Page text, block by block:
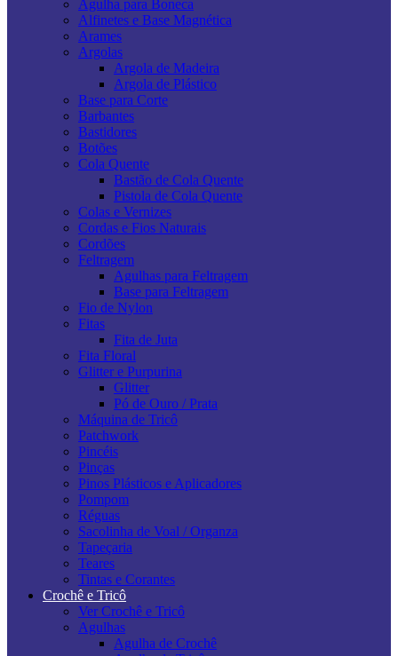
Agulha para Boneca
Alfinetes e Base Magnética
Arames
Argolas
Argola de Madeira
Argola de Plástico
Base para Corte
Barbantes
Bastidores
Botões
Cola Quente
Bastão de Cola Quente
Pistola de Cola Quente
Colas e Vernizes
Cordas e Fios Naturais
Cordões
Feltragem
Agulhas para Feltragem
Base para Feltragem
Fio de Nylon
Fitas
Fita de Juta
Fita Floral
Glitter e Purpurina
Glitter
Pó de Ouro / Prata
Máquina de Tricô
Patchwork
Pincéis
Pinças
Pinos Plásticos e Aplicadores
Pompom
Réguas
Sacolinha de Voal / Organza
Tapeçaria
Teares
Tintas e Corantes
Crochê e Tricô
Ver Crochê e Tricô
Agulhas
Agulha de Crochê